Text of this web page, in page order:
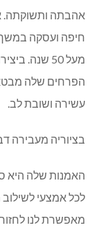
אהבתה ותשוקתה.
חיפה ועסקה
מעל 50 שנה.
הפרחים שלה
עשירה ושובת לב.
בציוריה מעבירה
האמנות שלה היא
לכל אמצעי לשילוב
מאפשרת לנו